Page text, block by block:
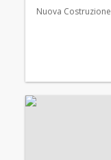
Nuova Costruzione